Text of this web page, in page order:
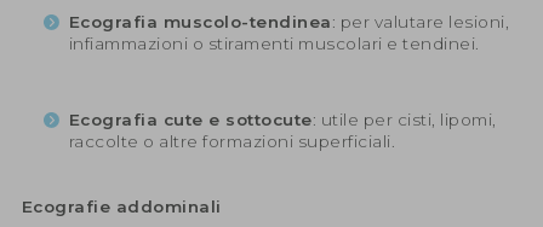
Ecografia muscolo-tendinea: per valutare lesioni,
infiammazioni o stiramenti muscolari e tendinei.
Ecografia cute e sottocute: utile per cisti, lipomi,
raccolte o altre formazioni superficiali.
Ecografie addominali